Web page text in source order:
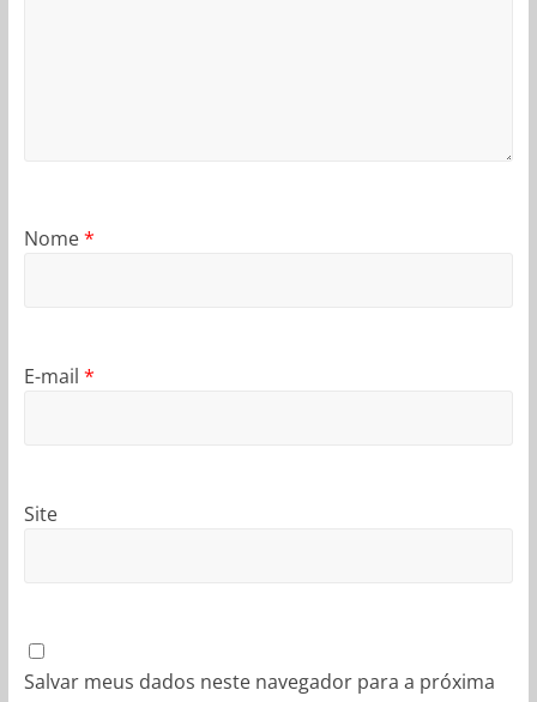
Nome*
E-mail *
Site
Salvar meus dados neste navegador para a próxima